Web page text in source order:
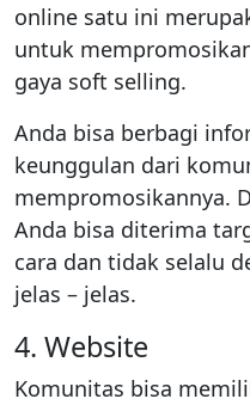
online satu ini
untuk
gaya soft selling.
Anda bisa berbagi
keunggulan dari
mempromosikannya.
Anda bisa diterima
cara dan tidak selalu
jelas – jelas.
4. Website
Komunitas bisa